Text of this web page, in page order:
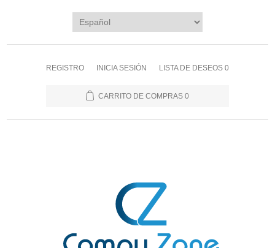
REGISTRO INICIA SESIÓN LISTA DE DESEOS 0
CARRITO DE COMPRAS 0